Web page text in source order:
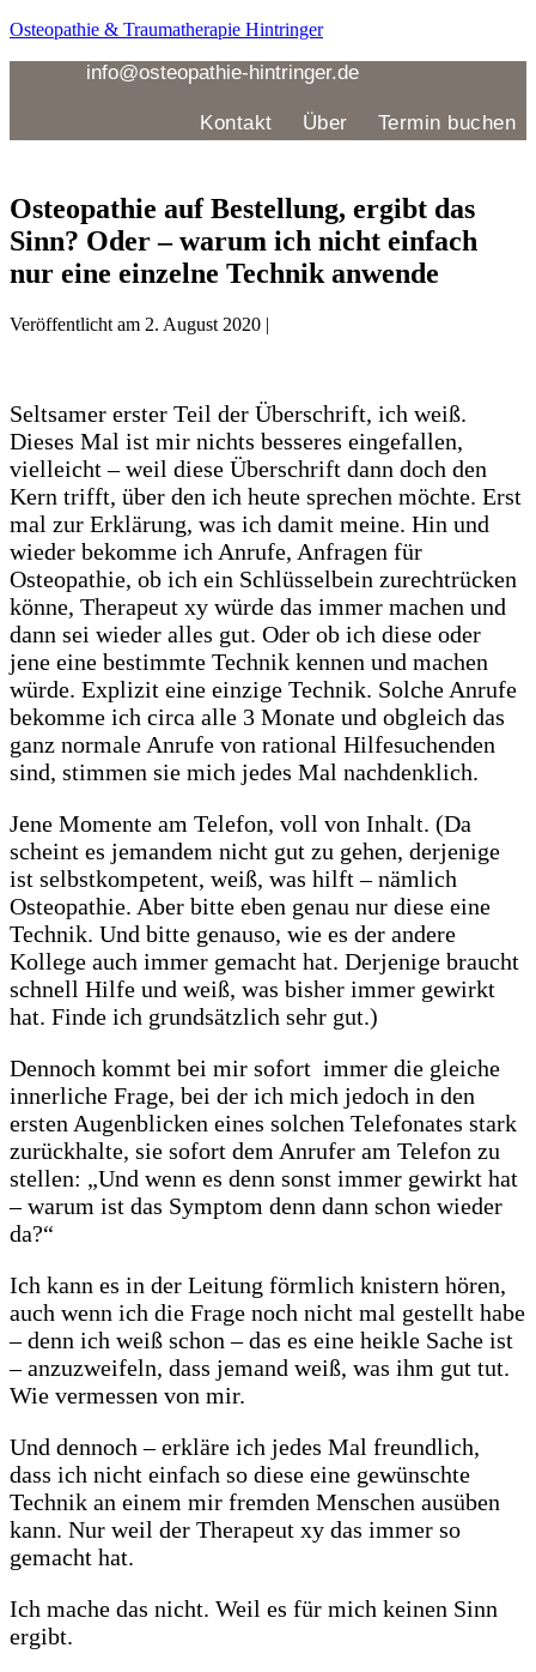
Zum
Osteopathie & Traumatherapie Hintringer
info@osteopathie-hintringer.de
Kontakt Über Termin buchen
Osteopathie auf Bestellung, ergibt das
Sinn? Oder – warum ich nicht einfach
nur eine einzelne Technik anwende
Veröffentlicht am 2. August 2020 |
Seltsamer erster Teil der Überschrift, ich weiß.
Dieses Mal ist mir nichts besseres eingefallen,
vielleicht – weil diese Überschrift dann doch den
Kern trifft, über den ich heute sprechen möchte. Erst
mal zur Erklärung, was ich damit meine. Hin und
wieder bekomme ich Anrufe, Anfragen für
Osteopathie, ob ich ein Schlüsselbein zurechtrücken
könne, Therapeut xy würde das immer machen und
dann sei wieder alles gut. Oder ob ich diese oder
jene eine bestimmte Technik kennen und machen
würde. Explizit eine einzige Technik. Solche Anrufe
bekomme ich circa alle 3 Monate und obgleich das
ganz normale Anrufe von rational Hilfesuchenden
sind, stimmen sie mich jedes Mal nachdenklich.
Jene Momente am Telefon, voll von Inhalt. (Da
scheint es jemandem nicht gut zu gehen, derjenige
ist selbstkompetent, weiß, was hilft – nämlich
Osteopathie. Aber bitte eben genau nur diese eine
Technik. Und bitte genauso, wie es der andere
Kollege auch immer gemacht hat. Derjenige braucht
schnell Hilfe und weiß, was bisher immer gewirkt
hat. Finde ich grundsätzlich sehr gut.)
Dennoch kommt bei mir sofort immer die gleiche
innerliche Frage, bei der ich mich jedoch in den
ersten Augenblicken eines solchen Telefonates stark
zurückhalte, sie sofort dem Anrufer am Telefon zu
stellen: „Und wenn es denn sonst immer gewirkt hat
– warum ist das Symptom denn dann schon wieder
da?“
Ich kann es in der Leitung förmlich knistern hören,
auch wenn ich die Frage noch nicht mal gestellt habe
– denn ich weiß schon – das es eine heikle Sache ist
– anzuzweifeln, dass jemand weiß, was ihm gut tut.
Wie vermessen von mir.
Und dennoch – erkläre ich jedes Mal freundlich,
dass ich nicht einfach so diese eine gewünschte
Technik an einem mir fremden Menschen ausüben
kann. Nur weil der Therapeut xy das immer so
gemacht hat.
Ich mache das nicht. Weil es für mich keinen Sinn
ergibt.